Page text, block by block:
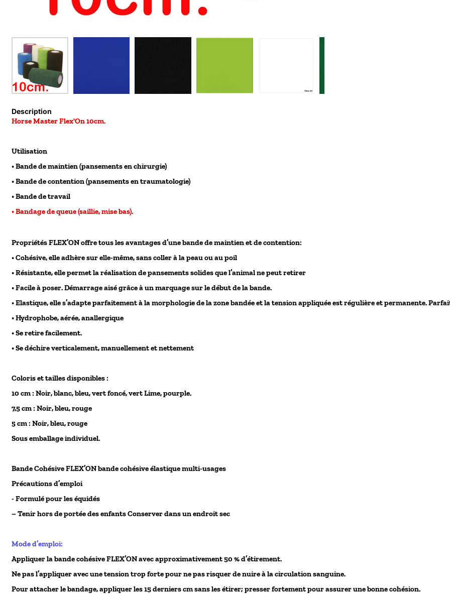
Description
Horse Master Flex'On 10cm.
Utilisation
• Bande de maintien (pansements en chirurgie)
• Bande de contention (pansements en traumatologie)
• Bande de travail
• Bandage de queue (saillie, mise bas).
Propriétés FLEX’ON offre tous les avantages d’une bande de maintien et de contention:
• Cohésive, elle adhère sur elle-même, sans coller à la peau ou au poil
• Résistante, elle permet la réalisation de pansements solides que l’animal ne peut retirer
• Facile à poser. Démarrage aisé grâce à un marquage sur le début de la bande.
• Elastique, elle s’adapte parfaitement à la morphologie de la zone bandée et la tension appliquée est régulière et permanente.
• Hydrophobe, aérée, anallergique
• Se retire facilement.
• Se déchire verticalement, manuellement et nettement
Coloris et tailles disponibles :
10 cm : Noir, blanc, bleu, vert foncé, vert Lime, pourple.
7,5 cm : Noir, bleu, rouge
5 cm : Noir, bleu, rouge
Sous emballage individuel.
Bande Cohésive FLEX’ON bande cohésive élastique multi-usages
Précautions d’emploi
- Formulé pour les équidés
– Tenir hors de portée des enfants Conserver dans un endroit sec
Mode d’emploi:
Appliquer la bande cohésive FLEX’ON avec approximativement 50 % d’étirement.
Ne pas l’appliquer avec une tension trop forte pour ne pas risquer de nuire à la circulation sanguine.
Pour attacher le bandage, appliquer les 15 derniers cm sans les étirer; presser fortement pour assurer une bonne cohésion.